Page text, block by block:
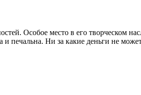
Особое место в его творческом
печальна. Ни за какие деньги не